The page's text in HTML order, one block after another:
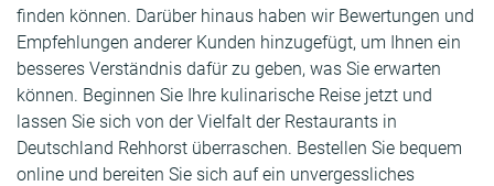
finden können. Darüber hinaus haben wir Bewertungen und
Empfehlungen anderer Kunden hinzugefügt, um Ihnen ein
besseres Verständnis dafür zu geben, was Sie erwarten
können. Beginnen Sie Ihre kulinarische Reise jetzt und
lassen Sie sich von der Vielfalt der Restaurants in
Deutschland Rehhorst überraschen. Bestellen Sie bequem
online und bereiten Sie sich auf ein unvergessliches